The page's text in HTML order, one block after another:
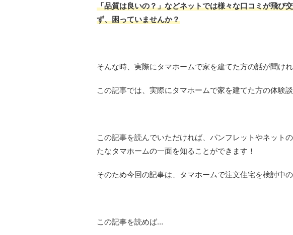
「品質は良いの？」などネットでは様々な口コミが飛び
ず、困っていませんか？
そんな時、実際にタマホームで家を建てた方の話が聞け
この記事では、実際にタマホームで家を建てた方の体験
この記事を読んでいただければ、パンフレットやネット
たなタマホームの一面を知ることができます！
そのため今回の記事は、 タマホームで注文住宅を検討中
この記事を読めば…